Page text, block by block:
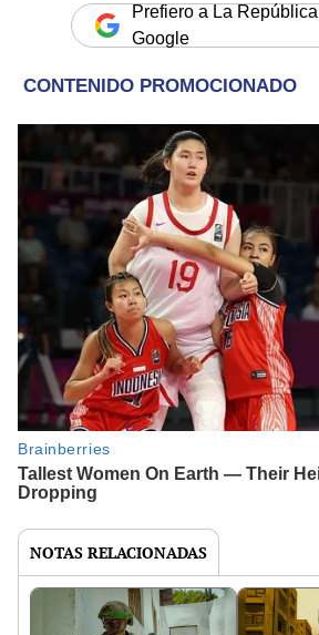
Prefiero a La
Google
NOTAS RELACIONADAS